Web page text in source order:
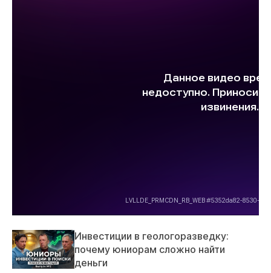
Инвестиции в геологоразведку:
почему юниорам сложно найти
деньги